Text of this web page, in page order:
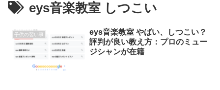
eys音楽教室 しつこい
子供の習い事
eys音楽教室 やばい、しつこい？
評判が良い教え方：プロのミュー
ジシャンが在籍